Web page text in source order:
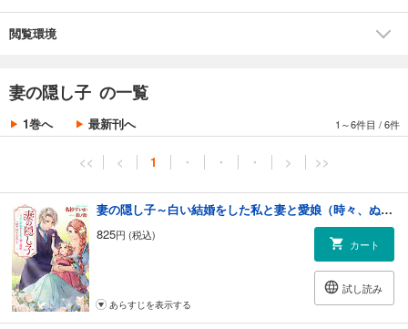
閲覧環境
妻の隠し子 の一覧
1巻へ 最新刊へ 1～6件目 /6件
<< < 1 ・ ・ ・ > >>
妻の隠し子～白い結婚をした私と妻と愛娘（時々、ぬいぐるみ）～
825円 (税込)
カート
試し読み
あらすじを表示する